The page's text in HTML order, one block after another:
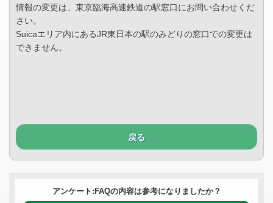
情報の変更は、東京臨海高速鉄道の駅窓口にお問い合わせくだ
さい。
Suicaエリア内にあるJR東日本の駅のみどりの窓口での変更は
できません。
戻る
アンケート:FAQの内容は参考になりましたか？